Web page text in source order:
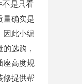
是只看
量确实是
因此小编
选购，
座高度规
修提供帮